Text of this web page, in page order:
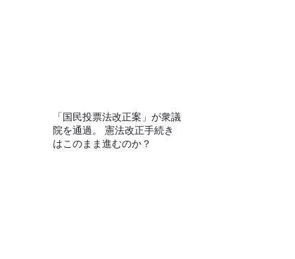
「国民投票法改正案」が衆議
院を通過。 憲法改正手続き
はこのまま進むのか？